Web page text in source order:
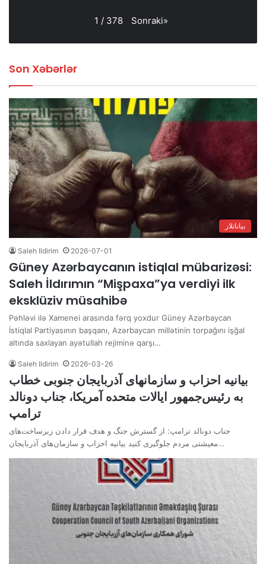
1 / 378 Sonraki»
Son Xəbərlər
بیاناتلار
Saleh Ildirim 2026-07-01
Güney Azərbaycanın istiqlal mübarizəsi:
Saleh İldırımın “Mişpaxa”ya verdiyi ilk
eksklüziv müsahibə
Pəhləvi ilə Xamenei arasında fərq yoxdur Güney Azərbaycan
İstiqlal Partiyasının başqanı, Azərbaycan millətinin torpağını işğal
altında saxlayan ayətullah rejiminə qarşı…
Saleh Ildirim 2026-03-26
بیانیه احزاب و سازمانهای آذربایجان جنوبی خطاب
به رئیس‌جمهور ایالات متحده آمریکا، جناب دونالد
ترامپ
جناب دونالد ترامپ: از گسترش جنگ و هدف قرار دادن زیرساخت‌های
معیشتی مردم جلوگیری کنید بیانیه احزاب و سازمان‌های آذربایجان…